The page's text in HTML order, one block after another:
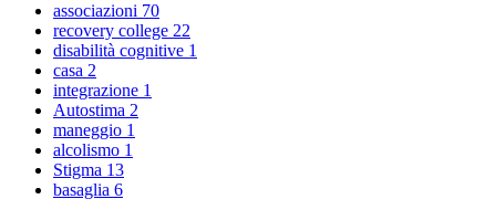
associazioni 70
recovery college 22
disabilità cognitive 1
casa 2
integrazione 1
Autostima 2
maneggio 1
alcolismo 1
Stigma 13
basaglia 6